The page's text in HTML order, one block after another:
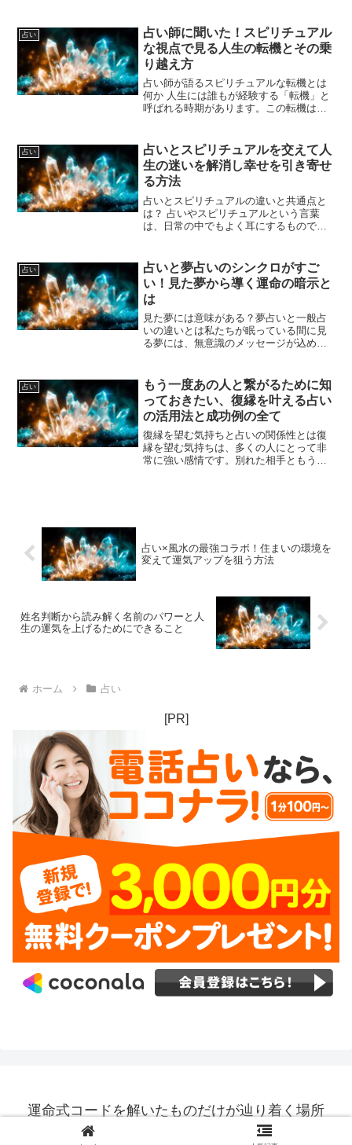
形にする」ことにあります。つまり、目
に見えない未来や心の奥底...
占い
占い師に聞いた！スピリチュアル
な視点で見る人生の転機とその乗
り越え方
占い師が語るスピリチュアルな転機とは
何か 人生には誰もが経験する「転機」と
呼ばれる時期があります。この転機は、
視点で深い意味が込められていると考え
られています。占い師た...
占い
占いとスピリチュアルを交えて人
生の迷いを解消し幸せを引き寄せ
る方法
占いとスピリチュアルの違いと共通点と
は？ 占いやスピリチュアルという言葉
は、日常の中でもよく耳にするものです
「データ」と「体系化された技法」に基
づいて未来や運命を読み解く...
占い
占いと夢占いのシンクロがすご
い！見た夢から導く運命の暗示と
は
見た夢には意味がある？夢占いと一般占
いの違いとは私たちが眠っている間に見
る夢には、無意識のメッセージが込めら
トや現在の心理状態を読み取る占術で
す。これに対して、一般的な...
占い
もう一度あの人と繋がるために知
っておきたい、復縁を叶える占い
の活用法と成功例の全て
復縁を望む気持ちと占いの関係性とは復
縁を望む気持ちは、多くの人にとって非
常に強い感情です。別れた相手ともう一
占い×風水の最強コラボ！住まいの環境を
変えて運気アップを狙う方法
姓名判断から読み解く名前のパワーと人
生の運気を上げるためにできること
ホーム 占い
[PR]
運命式コードを解いたものだけが辿り着く場所
© 2018 運命式コードを解いたものだけが辿り着く場所.